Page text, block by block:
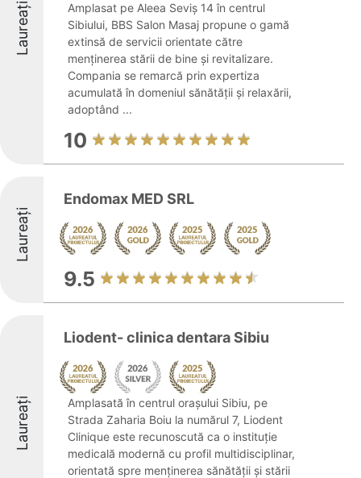
Laureați
Amplasat pe Aleea Seviș 14 în centrul
Sibiului, BBS Salon Masaj propune o gamă
extinsă de servicii orientate către
menținerea stării de bine și revitalizare.
Compania se remarcă prin expertiza
acumulată în domeniul sănătății și relaxării,
adoptând ...
10
Laureați
Endomax MED SRL
9.5
Laureați
Liodent- clinica dentara Sibiu
Amplasată în centrul orașului Sibiu, pe
Strada Zaharia Boiu la numărul 7, Liodent
Clinique este recunoscută ca o instituție
medicală modernă cu profil multidisciplinar,
orientată spre menținerea sănătății și stării